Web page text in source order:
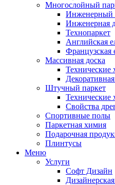
Многослойный
Инженерный
Инженерная
Технопаркет
Английская
Французская
Массивная доска
Технические
Штучный паркет
Технические
Свойства
Спортивные полы
Паркетная химия
Подарочная
Плинтусы
Меню
Услуги
Софт Дизайн